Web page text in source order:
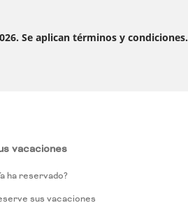
Se aplican términos y condiciones.
vacaciones
ha reservado?
sus vacaciones